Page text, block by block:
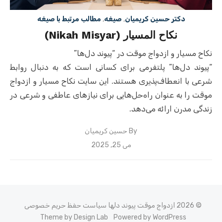
دکتر حسین کریمیان, صیغه, مطالب مرتبط با صیغه
نکاح المسیار (Nikah Misyar)
نکاح مسیار و ازدواج موقت در “پیوند دل‌ها”
“پیوند دل‌ها” پلتفرمی برای کسانی است که به دنبال روابط
شرعی با انعطاف‌پذیری هستند. این سایت نکاح مسیار و ازدواج
موقت را به عنوان راه‌حل‌هایی برای نیازهای عاطفی و شرعی در
زندگی مدرن ارائه می‌دهد.
By حسین کریمیان
Posted
می 25, 2025
© 2026 ازدواج موقت پیوند دلها
سیاست حفظ حریم خصوصی
Powered by WordPress
Theme by Design Lab